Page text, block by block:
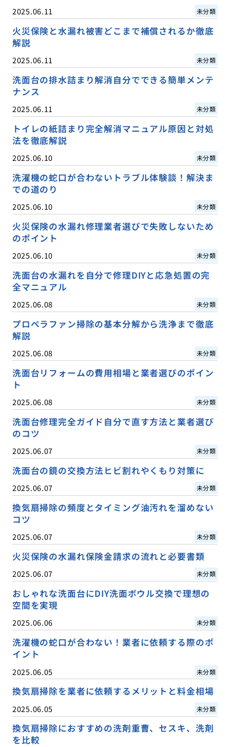
2025.06.11 未分類
火災保険と水漏れ被害どこまで補償されるか徹底
解説
2025.06.11 未分類
洗面台の排水詰まり解消自分でできる簡単メンテ
ナンス
2025.06.11 未分類
トイレの紙詰まり完全解消マニュアル原因と対処
法を徹底解説
2025.06.10 未分類
洗濯機の蛇口が合わないトラブル体験談！解決ま
での道のり
2025.06.10 未分類
火災保険の水漏れ修理業者選びで失敗しないため
のポイント
2025.06.10 未分類
洗面台の水漏れを自分で修理DIYと応急処置の完
全マニュアル
2025.06.08 未分類
プロペラファン掃除の基本分解から洗浄まで徹底
解説
2025.06.08 未分類
洗面台リフォームの費用相場と業者選びのポイン
ト
2025.06.08 未分類
洗面台修理完全ガイド自分で直す方法と業者選び
のコツ
2025.06.07 未分類
洗面台の鏡の交換方法ヒビ割れやくもり対策に
2025.06.07 未分類
換気扇掃除の頻度とタイミング油汚れを溜めない
コツ
2025.06.07 未分類
火災保険の水漏れ保険金請求の流れと必要書類
2025.06.07 未分類
おしゃれな洗面台にDIY洗面ボウル交換で理想の
空間を実現
2025.06.06 未分類
洗濯機の蛇口が合わない！業者に依頼する際のポ
イント
2025.06.05 未分類
換気扇掃除を業者に依頼するメリットと料金相場
2025.06.05 未分類
換気扇掃除におすすめの洗剤重曹、セスキ、洗剤
を比較